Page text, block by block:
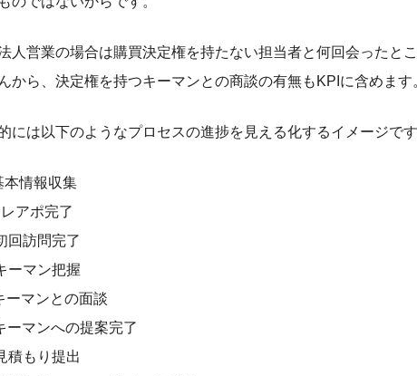
人営業の場合は購買決定権を持たない担当者と何回会ったと
から、決定権を持つキーマンとの商談の有無もKPIに含めます
には以下のようなプロセスの進捗を見える化するイメージです
本情報収集
アポ完了
訪問完了
ーマン把握
マンとの面談
マンへの提案完了
もり提出